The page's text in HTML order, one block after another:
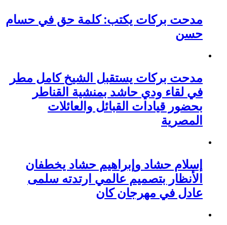
مدحت بركات يكتب: كلمة حق في حسام
حسن
مدحت بركات يستقبل الشيخ كامل مطر
في لقاء ودي حاشد بمنشية القناطر
بحضور قيادات القبائل والعائلات
المصرية
إسلام حشاد وإبراهيم حشاد يخطفان
الأنظار بتصميم عالمي ارتدته سلمى
عادل في مهرجان كان